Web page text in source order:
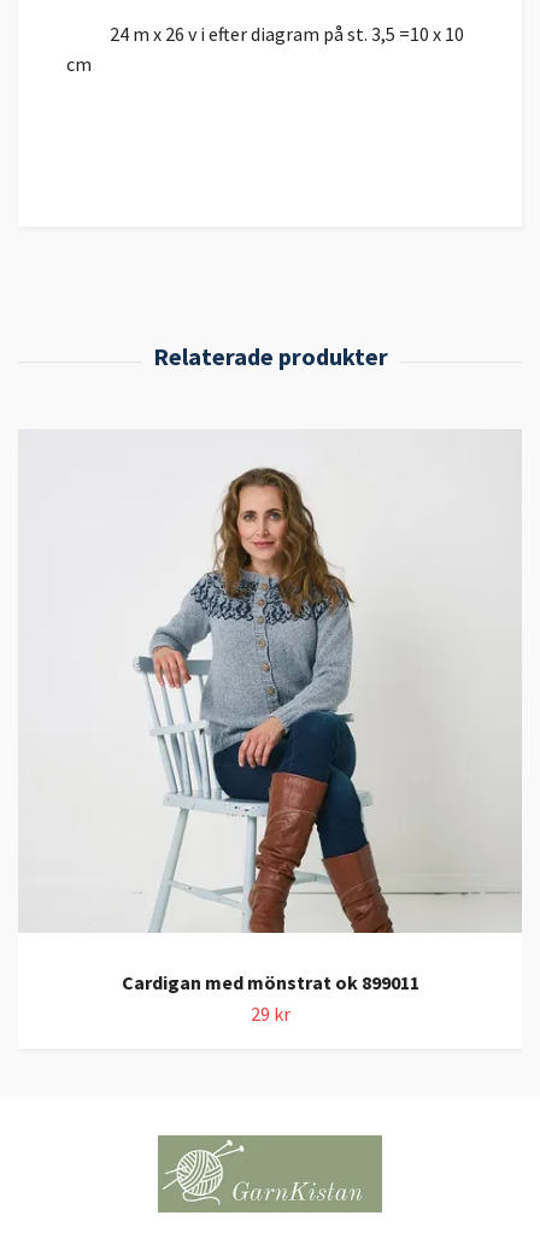
24 m x 26 v i efter diagram på st. 3,5 =10 x 10
cm
Cardigan med mönstrat ok 899011
29 kr